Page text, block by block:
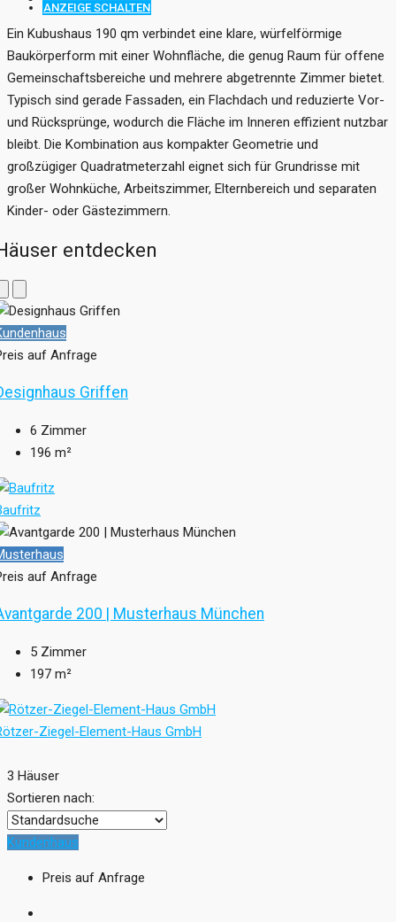
ANZEIGE SCHALTEN
Ein Kubushaus 190 qm verbindet eine klare, würfelförmige
Baukörperform mit einer Wohnfläche, die genug Raum für offene
Gemeinschaftsbereiche und mehrere abgetrennte Zimmer bietet.
Typisch sind gerade Fassaden, ein Flachdach und reduzierte Vor-
und Rücksprünge, wodurch die Fläche im Inneren effizient nutzbar
bleibt. Die Kombination aus kompakter Geometrie und
großzügiger Quadratmeterzahl eignet sich für Grundrisse mit
großer Wohnküche, Arbeitszimmer, Elternbereich und separaten
Kinder- oder Gästezimmern.
entdecken
auf Anfrage
Griffen
6 Zimmer
196 m²
auf Anfrage
200 | Musterhaus München
5 Zimmer
197 m²
Ziegel-Element-Haus GmbH
3 Häuser
Sortieren nach:
Kundenhaus
Preis auf Anfrage